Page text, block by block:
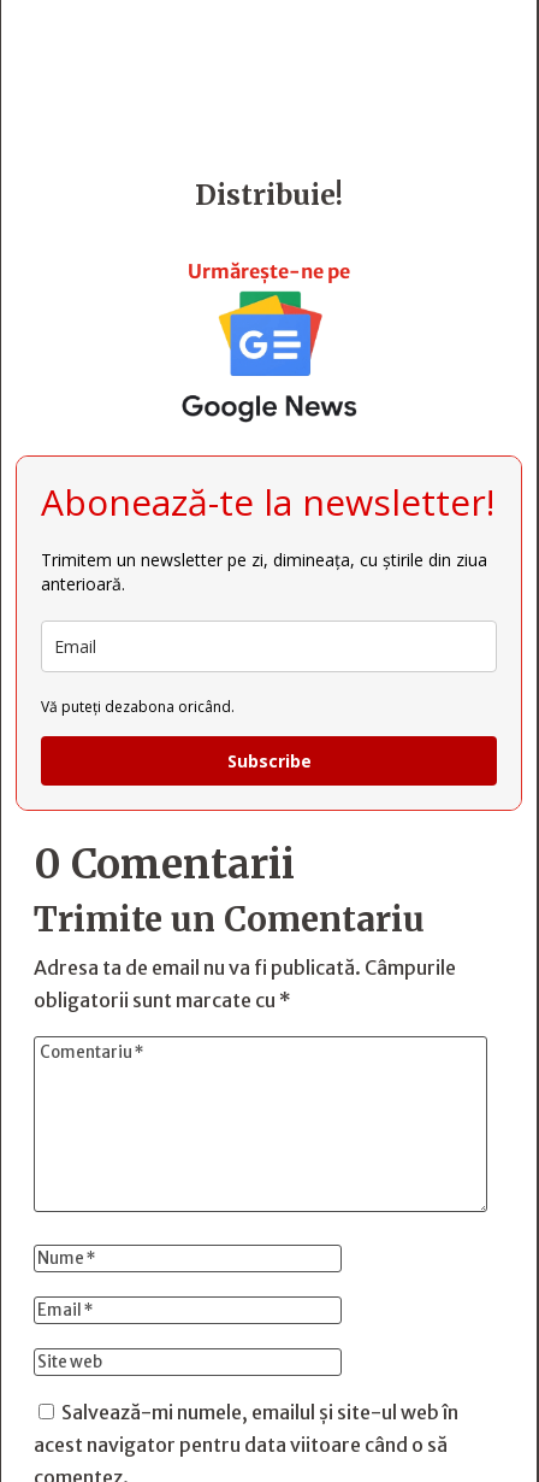
Distribuie!
Urmărește-ne pe
Abonează-te la newsletter!
Trimitem un newsletter pe zi, dimineața, cu știrile din ziua
anterioară.
Vă puteți dezabona oricând.
Subscribe
0 Comentarii
Trimite un Comentariu
Adresa ta de email nu va fi publicată. Câmpurile
obligatorii sunt marcate cu *
Salvează-mi numele, emailul și site-ul web în
acest navigator pentru data viitoare când o să